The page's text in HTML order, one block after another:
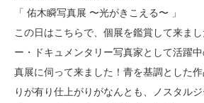
「 佑木瞬写真展 〜光がきこえる〜 」
この日はこちらで、個展を鑑賞して来ま
ー・ドキュメンタリー写真家として活躍
真展に伺って来ました！青を基調とした
りが有り仕上がりがなんとも、ノスタル